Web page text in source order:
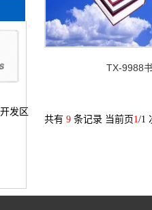
发区
TX-9988
共有 9 条记录 当前页 1/1